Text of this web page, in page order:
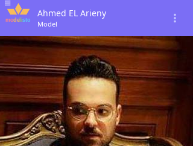
Ahmed EL Arieny
Model